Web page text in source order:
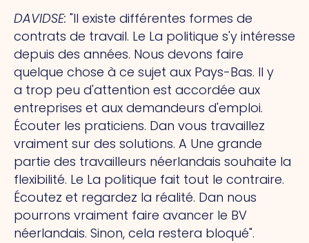
DAVIDSE: "Il existe différentes formes de
contrats de travail. Le La politique s'y intéresse
depuis des années. Nous devons faire
quelque chose à ce sujet aux Pays-Bas. Il y
a trop peu d'attention est accordée aux
entreprises et aux demandeurs d'emploi.
Écouter les praticiens. Dan vous travaillez
vraiment sur des solutions. A Une grande
partie des travailleurs néerlandais souhaite la
flexibilité. Le La politique fait tout le contraire.
Écoutez et regardez la réalité. Dan nous
pourrons vraiment faire avancer le BV
néerlandais. Sinon, cela restera bloqué".